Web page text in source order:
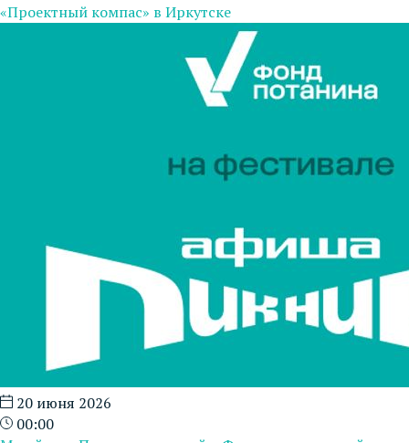
«Проектный компас» в Иркутске
20 июня 2026
00:00